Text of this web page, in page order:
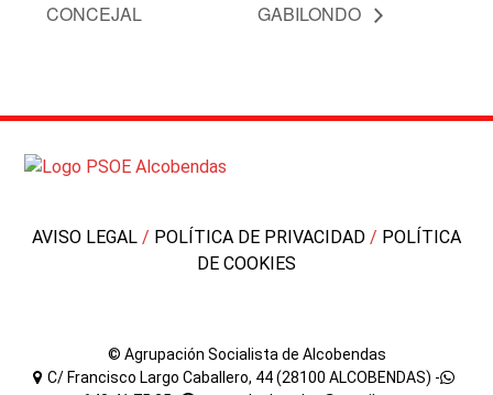
CONCEJAL
GABILONDO
AVISO LEGAL / POLÍTICA DE PRIVACIDAD / POLÍTICA
DE COOKIES
© Agrupación Socialista de Alcobendas
C/ Francisco Largo Caballero, 44 (28100 ALCOBENDAS) -